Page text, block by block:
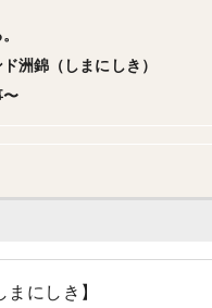
まにしき】
洲錦（しまにしき）
〜